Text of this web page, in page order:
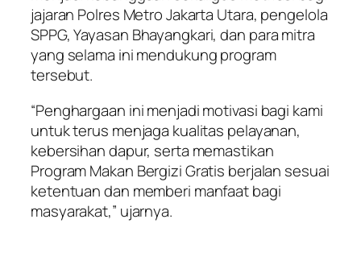
jajaran Polres Metro Jakarta Utara, pengelola
SPPG, Yayasan Bhayangkari, dan para mitra
yang selama ini mendukung program
tersebut.
“Penghargaan ini menjadi motivasi bagi kami
untuk terus menjaga kualitas pelayanan,
kebersihan dapur, serta memastikan
Program Makan Bergizi Gratis berjalan sesuai
ketentuan dan memberi manfaat bagi
masyarakat,” ujarnya.